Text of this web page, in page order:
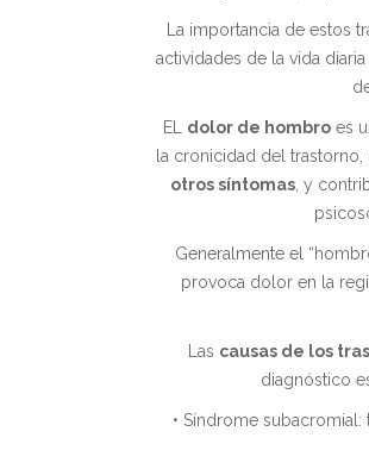
La importancia de estos
actividades de la vida
EL dolor de hombro es
la cronicidad del
otros síntomas, y
Generalmente el
provoca dolor en la
Las causas de los
diagnóstico
• Síndrome